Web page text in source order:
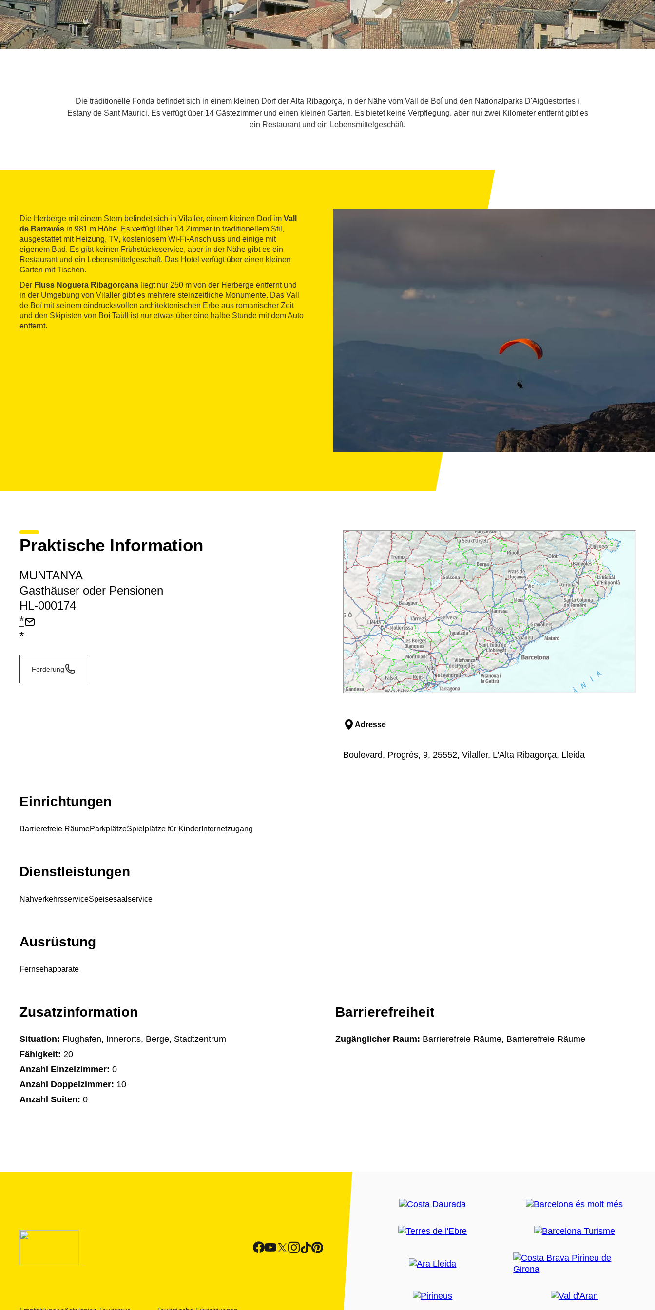
Die traditionelle Fonda befindet sich in einem kleinen Dorf der Alta Ribagorça, in der Nähe vom Vall de Boí und den Nationalparks D'Aigüestortes i
Estany de Sant Maurici. Es verfügt über 14 Gästezimmer und einen kleinen Garten. Es bietet keine Verpflegung, aber nur zwei Kilometer entfernt gibt es
ein Restaurant und ein Lebensmittelgeschäft.
Die Herberge mit einem Stern befindet sich in Vilaller, einem kleinen Dorf im Vall
de Barravés in 981 m Höhe. Es verfügt über 14 Zimmer in traditionellem Stil,
ausgestattet mit Heizung, TV, kostenlosem Wi-Fi-Anschluss und einige mit
eigenem Bad. Es gibt keinen Frühstücksservice, aber in der Nähe gibt es ein
Restaurant und ein Lebensmittelgeschäft. Das Hotel verfügt über einen kleinen
Garten mit Tischen.
Der Fluss Noguera Ribagorçana liegt nur 250 m von der Herberge entfernt und
in der Umgebung von Vilaller gibt es mehrere steinzeitliche Monumente. Das Vall
de Boí mit seinem eindrucksvollen architektonischen Erbe aus romanischer Zeit
und den Skipisten von Boí Taüll ist nur etwas über eine halbe Stunde mit dem Auto
entfernt.
Praktische Information
MUNTANYA
Gasthäuser oder Pensionen
HL-000174
*
*
Forderung
Adresse
Boulevard, Progrès, 9, 25552, Vilaller, L'Alta Ribagorça, Lleida
Einrichtungen
Barrierefreie RäumeParkplätzeSpielplätze für Kinder Internetzugang
Dienstleistungen
NahverkehrsserviceSpeisesaalservice
Ausrüstung
Fernsehapparate
Zusatzinformation
Situation: Flughafen, Innerorts, Berge, Stadtzentrum
Fähigkeit: 20
Anzahl Einzelzimmer: 0
Anzahl Doppelzimmer: 10
Anzahl Suiten: 0
Barrierefreiheit
Zugänglicher Raum: Barrierefreie Räume, Barrierefreie Räume